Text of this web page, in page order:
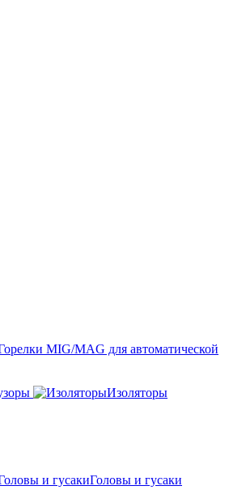
MIG/MAG для автоматической
Изоляторы
Головы и гусаки